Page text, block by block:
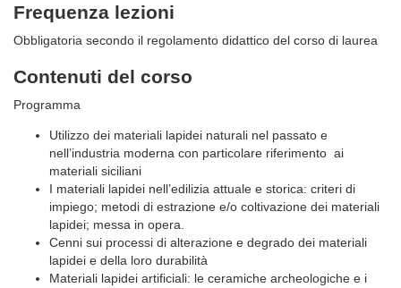
Frequenza lezioni
Obbligatoria secondo il regolamento didattico del corso di laurea
Contenuti del corso
Programma
Utilizzo dei materiali lapidei naturali nel passato e
nell’industria moderna con particolare riferimento ai
materiali siciliani
I materiali lapidei nell’edilizia attuale e storica: criteri di
impiego; metodi di estrazione e/o coltivazione dei materiali
lapidei; messa in opera.
Cenni sui processi di alterazione e degrado dei materiali
lapidei e della loro durabilità
Materiali lapidei artificiali: le ceramiche archeologiche e i